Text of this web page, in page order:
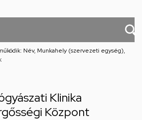
Név, Munkahely (szervezeti egység),
Klinika
Központ